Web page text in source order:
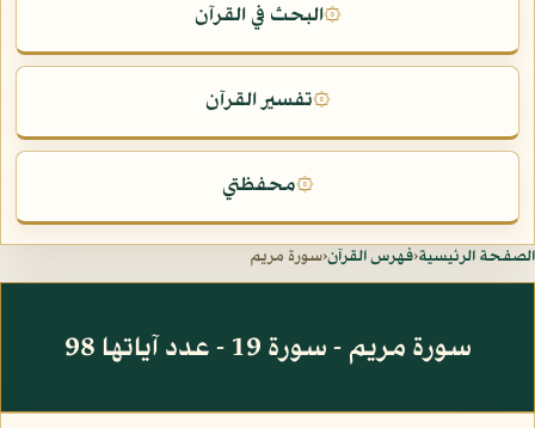
۞البحث في القرآن
۞تفسير القرآن
۞محفظتي
الصفحة الرئيسية‹فهرس القرآن‹سورة مريم
سورة مريم - سورة 19 - عدد آياتها 98